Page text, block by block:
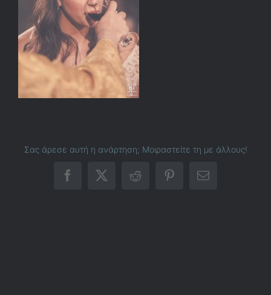
Σας άρεσε αυτή η ανάρτηση; Μοιραστείτε τη με άλλους!
Facebook
X RedditPinterestEmail